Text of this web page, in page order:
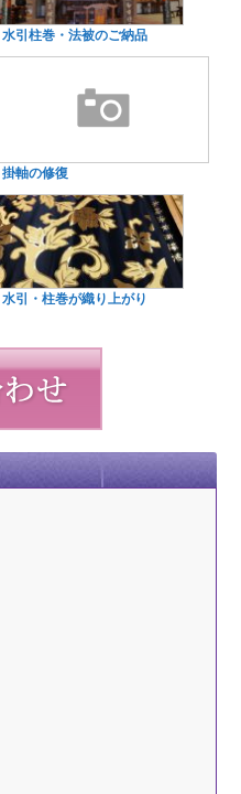
水引柱巻・法被のご納品
掛軸の修復
水引・柱巻が織り上がり